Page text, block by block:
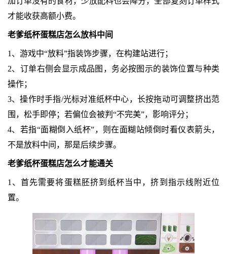
才能收获高额小费。
老爹纸杯蛋糕店怎么放枓中间
1、游戏中“放料”指装饰步骤，在构建站进行；
2、订单右侧会显示成品图，务必按图示的装饰位置与种类
操作；
3、操作时手指/光标对准纸杯中心，长按拖动可调整挤出范
围，松手即停；若偏位会被判“不完美”，影响评分；
4、若指“面糊倒入纸杯”，则在面糊站倾倒时看仪表箭头，
不是放料中间，那是后续步骤。
老爹纸杯蛋糕店怎么才能通关
1、首先需要将蛋糕胚挤到纸杯当中，挤到指示线附近位
置。